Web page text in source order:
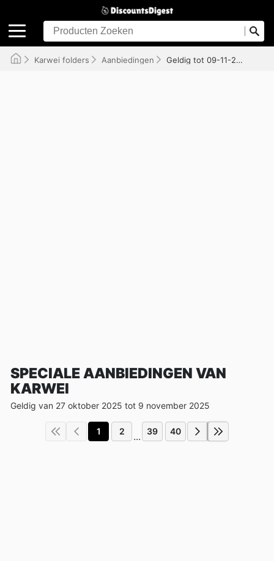
Karwei folders Aanbiedingen Geldig tot 09-11-2025
SPECIALE AANBIEDINGEN VAN
KARWEI
Geldig van 27 oktober 2025 tot 9 november 2025
1 2 ... 39 40